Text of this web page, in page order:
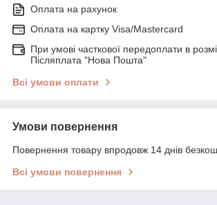
Оплата на рахунок
Оплата на картку Visa/Mastercard
При умові часткової передоплати в
Післяплата "Нова Пошта"
Всі умови оплати
Умови повернення
Повернення товару впродовж 14 днів
Всі умови повернення